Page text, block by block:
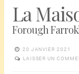
La
Forough
20 JANVIER 2021
LAISSER UN